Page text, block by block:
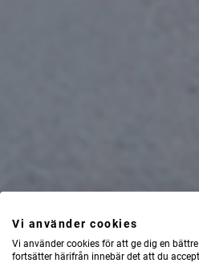
Vi använder cookies
Vi använder cookies för att ge dig en
fortsätter härifrån innebär det att du